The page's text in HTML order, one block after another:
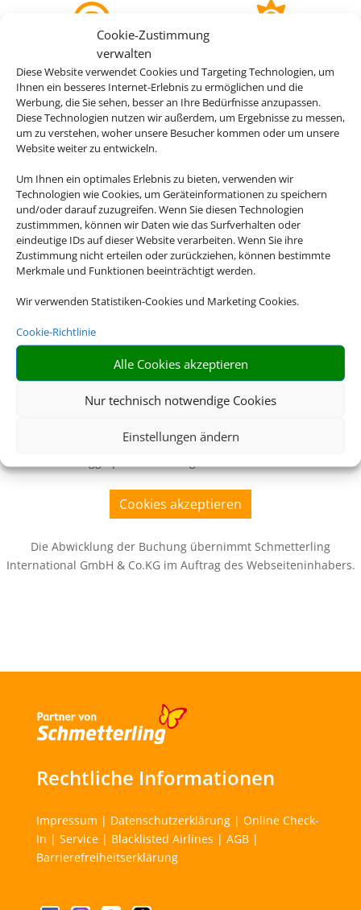
Cookie-Zustimmung
verwalten
Diese Website verwendet Cookies und Targeting Technologien, um
Ihnen ein besseres Internet-Erlebnis zu ermöglichen und die
Werbung, die Sie sehen, besser an Ihre Bedürfnisse anzupassen.
Diese Technologien nutzen wir außerdem, um Ergebnisse zu messen,
um zu verstehen, woher unsere Besucher kommen oder um unsere
Website weiter zu entwickeln.
Um Ihnen ein optimales Erlebnis zu bieten, verwenden wir
Technologien wie Cookies, um Geräteinformationen zu speichern
und/oder darauf zuzugreifen. Wenn Sie diesen Technologien
zustimmmen, können wir Daten wie das Surfverhalten oder
eindeutige IDs auf dieser Website verarbeiten. Wenn Sie ihre
Zustimmung nicht erteilen oder zurückziehen, können bestimmte
Merkmale und Funktionen beeinträchtigt werden.
Wir verwenden Statistiken-Cookies und Marketing Cookies.
Cookie-Richtlinie
Alle Cookies akzeptieren
Nur technisch notwendige Cookies
Einstellungen ändern
ab 506 €
(p.P.)
4
Wir brauchen Ihre Einwilligung
Um diesen Inhalt darzustellen, aktivieren Sie bitte die Cookies. Es
Cookies akzeptieren
Die Abwicklung der Buchung übernimmt Schmetterling
International GmbH & Co.KG im Auftrag des Webseiteninhabers.
Rechtliche Informationen
Impressum | Datenschutzerklärung| Online Check-
In | Service| Blacklisted Airlines | AGB|
Barrierefreiheitserklärung